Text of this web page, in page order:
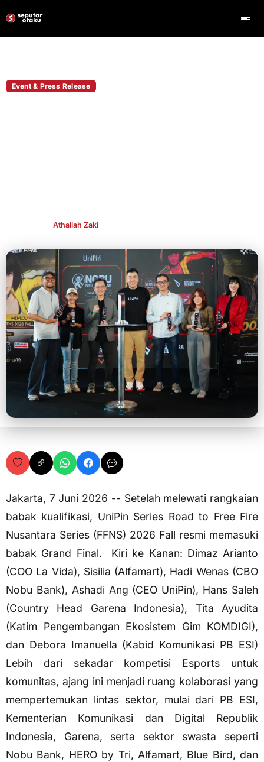
Event & Press Release
Athallah Zaki
Jakarta, 7 Juni 2026 -- Setelah melewati rangkaian
babak kualifikasi, UniPin Series Road to Free Fire
Nusantara Series (FFNS) 2026 Fall resmi memasuki
babak Grand Final. Kiri ke Kanan: Dimaz Arianto
(COO La Vida), Sisilia (Alfamart), Hadi Wenas (CBO
Nobu Bank), Ashadi Ang (CEO UniPin), Hans Saleh
(Country Head Garena Indonesia), Tita Ayudita
(Katim Pengembangan Ekosistem Gim KOMDIGI),
dan Debora Imanuella (Kabid Komunikasi PB ESI)
Lebih dari sekadar kompetisi Esports untuk
komunitas, ajang ini menjadi ruang kolaborasi yang
mempertemukan lintas sektor, mulai dari PB ESI,
Kementerian Komunikasi dan Digital Republik
Indonesia, Garena, serta sektor swasta seperti
Nobu Bank, HERO by Tri, Alfamart, Blue Bird, dan